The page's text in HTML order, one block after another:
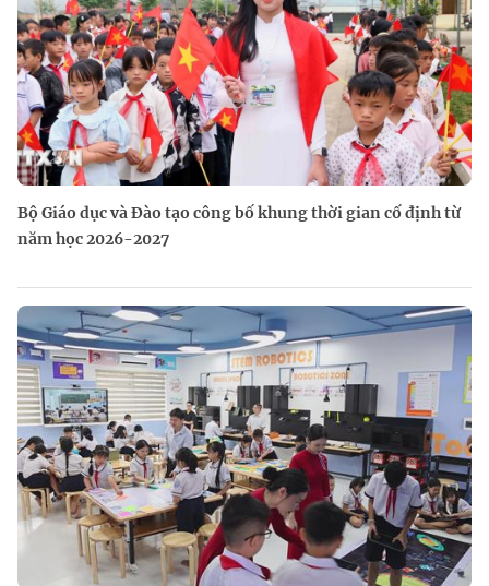
Bộ Giáo dục và Đào tạo công bố khung thời gian cố định từ
năm học 2026-2027